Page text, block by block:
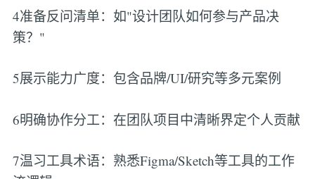
4准备反问清单：如"设计团队如何参与产品决
策？"
5展示能力广度：包含品牌/UI/研究等多元案例
6明确协作分工：在团队项目中清晰界定个人贡献
7温习工具术语：熟悉Figma/Sketch等工具的工作